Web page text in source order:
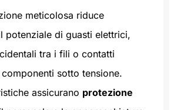
meticolosa riduce
potenziale di guasti elettrici,
tra i fili o contatti
sotto tensione.
assicurano protezione